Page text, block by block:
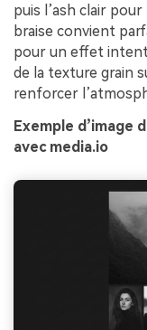
puis l’ash clair
braise convient
pour un effet
de la texture grain
renforcer
Exemple d’image
avec media.io